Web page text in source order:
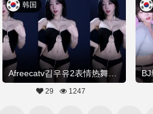
Afreecatv김우유2表情热舞加特林20260308Hot Dance
韩国
29 1247